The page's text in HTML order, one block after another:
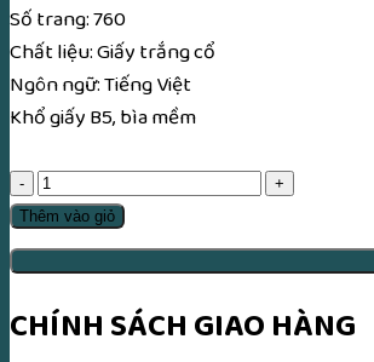
Số trang: 760
Chất liệu: Giấy trắng cổ
Ngôn ngữ: Tiếng Việt
Khổ giấy B5, bìa mềm
Kinh
Tụng
Phật
Giáo
Nguyên
Thủy
Thêm vào giỏ
CHÍNH SÁCH GIAO HÀNG